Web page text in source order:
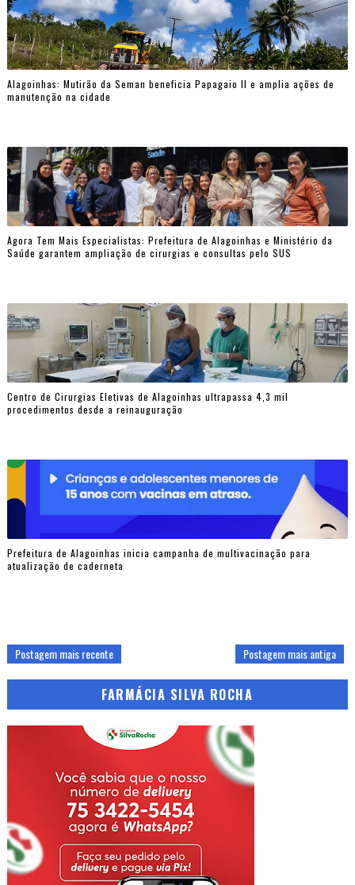
Alagoinhas: Mutirão da Seman beneficia Papagaio II e amplia ações de
manutenção na cidade
Agora Tem Mais Especialistas: Prefeitura de Alagoinhas e Ministério da
Saúde garantem ampliação de cirurgias e consultas pelo SUS
Centro de Cirurgias Eletivas de Alagoinhas ultrapassa 4,3 mil
procedimentos desde a reinauguração
Prefeitura de Alagoinhas inicia campanha de multivacinação para
atualização de caderneta
Postagem mais recente Postagem mais antiga
FARMÁCIA SILVA ROCHA